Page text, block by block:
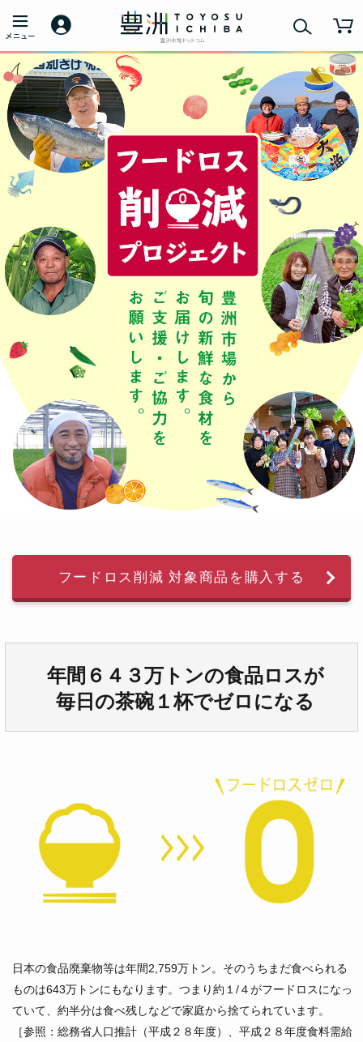
フードロス削減 対象商品を購入する
年間６４３万トンの食品ロスが
毎日の茶碗１杯でゼロになる
日本の食品廃棄物等は年間2,759万トン。そのうちまだ食べられる
ものは643万トンにもなります。つまり約１/４がフードロスになっ
ていて、約半分は食べ残しなどで家庭から捨てられています。
［参照：総務省人口推計（平成２８年度）、平成２８年度食料需給